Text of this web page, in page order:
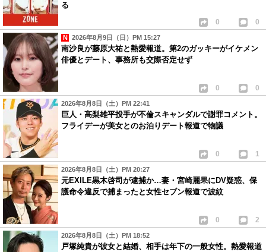
る
0 0
2026年8月9日（日）PM 15:27
南沙良が藤原大祐と熱愛報道。第2のガッキーがイケメン
俳優とデート、事務所も交際否定せず
0 0
2026年8月8日（土）PM 22:41
巨人・高梨雄平投手が不倫スキャンダルで謝罪コメント。
フライデーが美女とのお泊りデート報道で物議
0 1
2026年8月8日（土）PM 20:27
元EXILE黒木啓司が逮捕か…妻・宮崎麗果にDV疑惑、保
護命令違反で捕まったと女性セブン報道で波紋
0 2
2026年8月8日（土）PM 18:52
戸塚純貴が彼女と結婚、相手は年下の一般女性。熱愛報道